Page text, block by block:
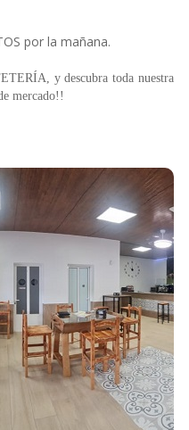
por la mañana.
y descubra toda nuestra
mercado!!